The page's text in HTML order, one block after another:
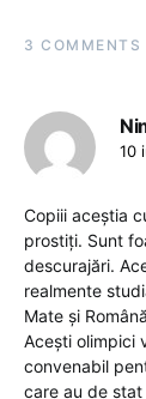
3 COMMENTS
10
Copiii aceștia
prostiți. Sunt
descurajări.
realmente
Mate și
Acești olimpici
convenabil
care au de